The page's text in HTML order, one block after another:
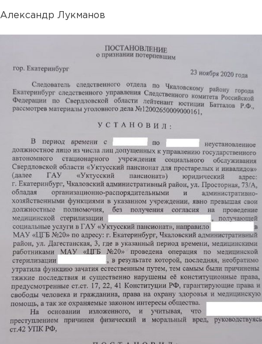
Александр Лукманов